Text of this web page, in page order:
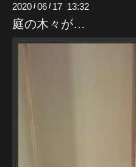
2020 /06 / 17 13:32
庭の木々が…